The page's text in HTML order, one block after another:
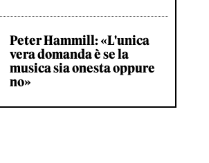
Peter Hammill: «L'unica
vera domanda è se la
musica sia onesta oppure
no»